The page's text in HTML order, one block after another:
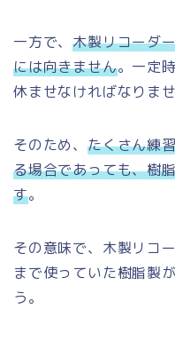
一方で、木製リコーダ
には向きません。一定
休ませなければなりませ
そのため、 たくさん練
る場合であっても、樹
す。
その意味で、木製リコ
まで使っていた樹脂製
う。